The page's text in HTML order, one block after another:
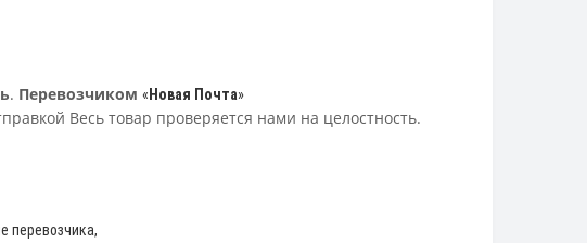
. Перевозчиком « Новая Почта»
Весь товар проверяется нами на целостность.
перевозчика,